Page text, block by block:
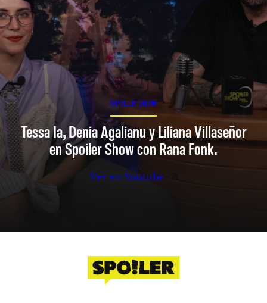
SPOILER SHOW
Tessa Ia, Denia Agalianu y Liliana Villaseñor
en Spoiler Show con Rana Fonk.
Ver en Youtube